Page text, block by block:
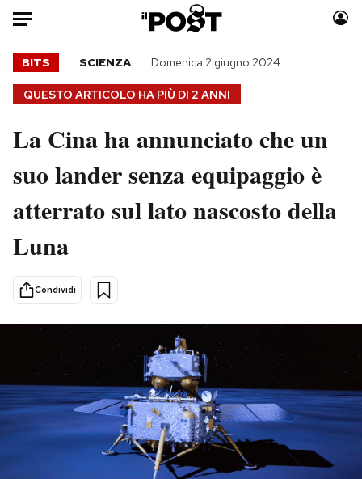
Auto
HOME
Italia
Politica
Tecnologia
Scienza
Cultura
Economia
Sport
Moda
Consumismi
Storie/Idee
Mondiali calcio 2026
PODCAST
NEWSLETTER
QUESTO ARTICOLO HA PIÙ DI 2 ANNI
BITS SCIENZA Domenica 2 giugno 2024
La Cina ha annunciato che un
suo lander senza equipaggio è
atterrato sul lato nascosto della
Luna
Condividi